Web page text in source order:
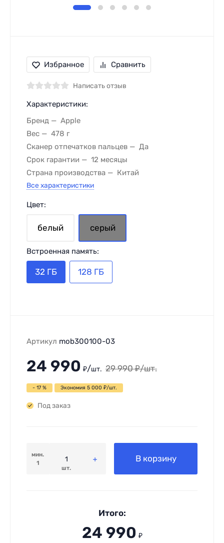
Избранное Сравнить
Написать отзыв
Характеристики:
Бренд
Apple
Вес
478 г
Сканер отпечатков пальцев
Да
Срок гарантии
12 месяцы
Страна производства
Китай
Все характеристики
Цвет:
белый серый
Встроенная память:
32 ГБ 128 ГБ
Артикул mob300100-03
24 990 ₽/шт. 29 990 ₽/шт.
- 17 % Экономия 5 000 ₽/шт.
Под заказ
мин.
1
шт.
В корзину
Итого:
24 990 ₽